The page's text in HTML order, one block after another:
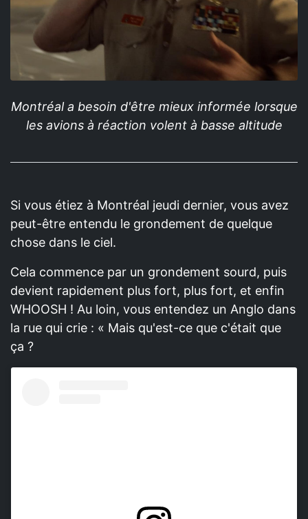
Montréal a besoin d'être mieux informée lorsque
les avions à réaction volent à basse altitude
Si vous étiez à Montréal jeudi dernier, vous avez
peut-être entendu le grondement de quelque
chose dans le ciel.
Cela commence par un grondement sourd, puis
devient rapidement plus fort, plus fort, et enfin
WHOOSH ! Au loin, vous entendez un Anglo dans
la rue qui crie : « Mais qu'est-ce que c'était que
ça ?